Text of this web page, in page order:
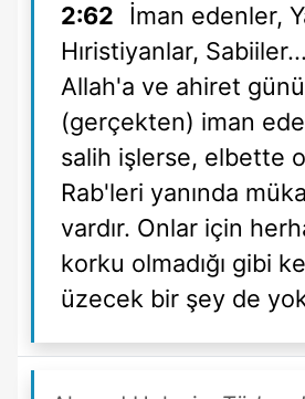
2:62
İman edenler,
Hıristiyanlar,
Allah'a ve ahiret
(gerçekten) iman
salih işlerse, elbette
Rab'leri yanında
vardır. Onlar için
korku olmadığı gibi
üzecek bir şey de